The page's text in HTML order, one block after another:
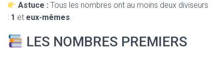
Astuce : Tous les nombres ont au moins deux diviseurs
: 1 et eux-mêmes.
LES NOMBRES PREMIERS